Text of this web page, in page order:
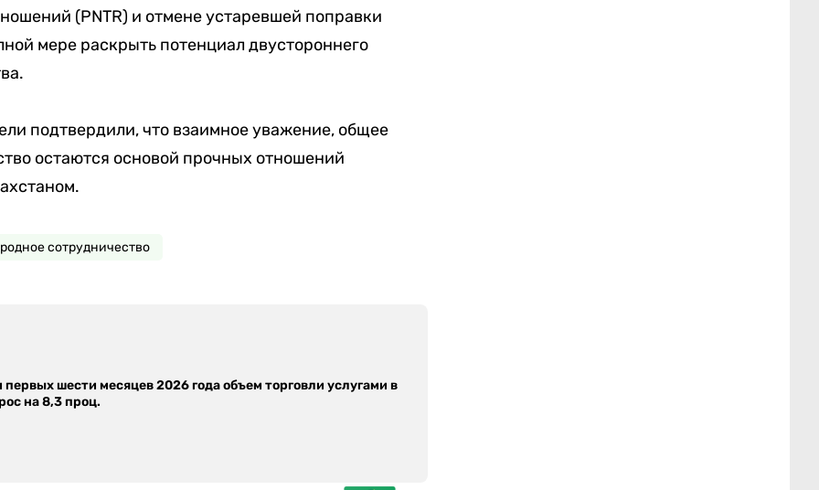
(PNTR) и отмене устаревшей поправки
мере раскрыть потенциал двустороннего
подтвердили, что взаимное уважение, общее
остаются основой прочных отношений
сотрудничество
первых шести месяцев 2026 года объем торговли услугами в
на 8,3 проц.